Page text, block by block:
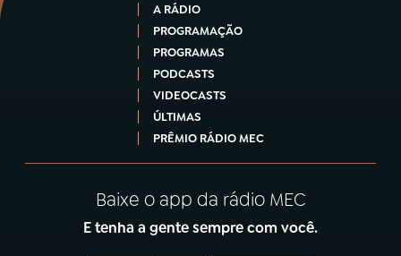
A RÁDIO
PROGRAMAÇÃO
PROGRAMAS
PODCASTS
VIDEOCASTS
ÚLTIMAS
PRÊMIO RÁDIO MEC
Baixe o app da rádio MEC
E tenha a gente sempre com você.